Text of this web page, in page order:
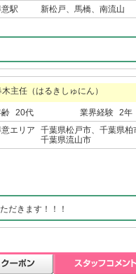
駅
新松戸、馬橋、南流山
木主任（はるきしゅにん）
20代 業界経験 2年
エリア
千葉県松戸市、千葉県柏
千葉県流山市
だきます！！！